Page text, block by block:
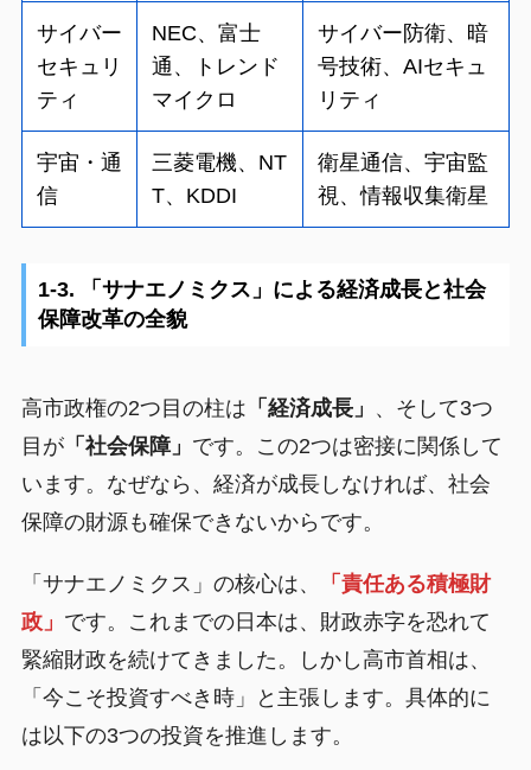
サイバー
セキュリ
ティ
NEC、富士
通、トレンド
マイクロ
サイバー防衛、暗
号技術、AIセキュ
リティ
宇宙・通
信
三菱電機、NT
T、KDDI
衛星通信、宇宙監
視、情報収集衛星
1-3. 「サナエノミクス」による経済成長と社会
保障改革の全貌
高市政権の2つ目の柱は 「経済成長」 、そして3つ
目が「社会保障」 です。この2つは密接に関係して
います。なぜなら、経済が成長しなければ、社会
保障の財源も確保できないからです。
「サナエノミクス」の核心は、
「責任ある積極財
政」 です。これまでの日本は、財政赤字を恐れて
緊縮財政を続けてきました。しかし高市首相は、
「今こそ投資すべき時」と主張します。具体的に
は以下の3つの投資を推進します。